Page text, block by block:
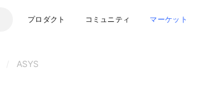
プロダクト コミュニティ マーケット
ASYS